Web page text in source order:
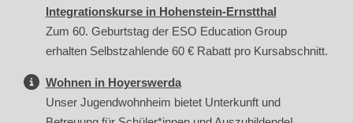
Integrationskurse in Hohenstein-Ernstthal
Zum 60. Geburtstag der ESO Education Group
erhalten Selbstzahlende 60 € Rabatt pro Kursabschnitt.
Wohnen in Hoyerswerda
Unser Jugendwohnheim bietet Unterkunft und